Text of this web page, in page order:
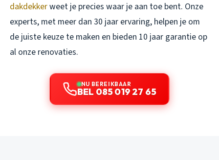
dakdekkerweet je precies waar je aan toe bent. Onze
experts, met meer dan 30 jaar ervaring, helpen je om
de juiste keuze te maken en bieden 10 jaar garantie op
al onze renovaties.
NU BEREIKBAAR
BEL 085 019 27 65